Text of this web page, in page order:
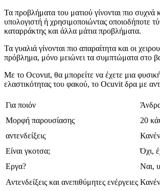
Τα προβλήματα του ματιού γίνονται πιο
υπολογιστή ή χρησιμοποιώντας οποιοδήποτε
καταρράκτης και άλλα μάτια προβλήματα.
Τα γυαλιά γίνονται πιο απαραίτητα και οι
πρόβλημα, μόνο μειώνει τα συμπτώματα στο
Με το Ocovut, θα μπορείτε να έχετε μια
ελαστικότητας του φακού, το Ocuvit δρα με
Για ποιόν
Μορφή παρουσίασης
20
αντενδείξεις
Είναι γκοτσα;
Όχι,
Εργα?
Ναι,
Αντενδείξεις και ανεπιθύμητες ενέργειες